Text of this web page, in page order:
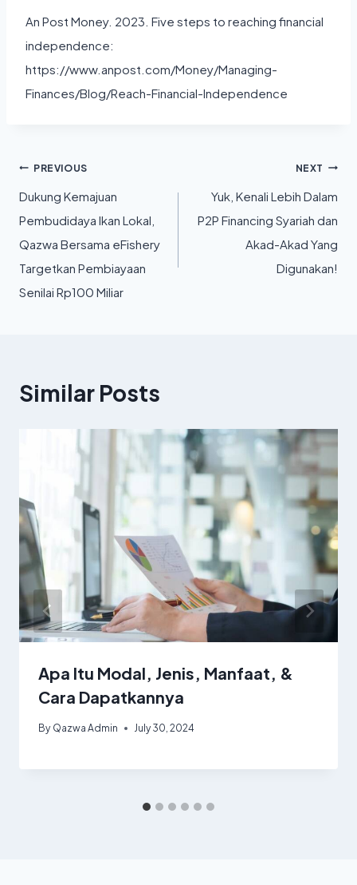
An Post Money. 2023. Five steps to reaching financial
independence:
https://www.anpost.com/Money/Managing-
Finances/Blog/Reach-Financial-Independence
Post
navigation
PREVIOUS
Dukung Kemajuan
Pembudidaya Ikan Lokal,
Qazwa Bersama eFishery
Targetkan Pembiayaan
Senilai Rp100 Miliar
NEXT
Yuk, Kenali Lebih Dalam
P2P Financing Syariah dan
Akad-Akad Yang
Digunakan!
Similar Posts
Apa Itu Modal, Jenis, Manfaat, &
Cara Dapatkannya
By Qazwa Admin July 30, 2024